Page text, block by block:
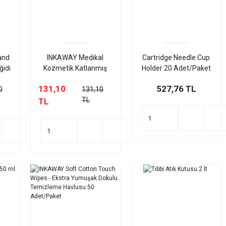
INKAWAY Medikal
Kozmetik Katlanmış
131,10
TL
131,10
TL
Cartridge Needle Cup
Holder 20 Adet/Paket
527,76 TL